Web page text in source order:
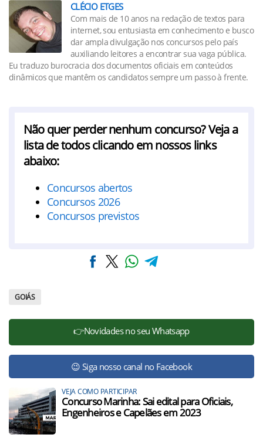
CLÉCIO ETGES
Com mais de 10 anos na redação de textos para
internet, sou entusiasta em conhecimento e busco
dar ampla divulgação nos concursos pelo país
auxiliando leitores a encontrar sua vaga pública.
Eu traduzo burocracia dos documentos oficiais em conteúdos
dinâmicos que mantêm os candidatos sempre um passo à frente.
Não quer perder nenhum concurso? Veja a
lista de todos clicando em nossos links
abaixo:
Concursos abertos
Concursos 2026
Concursos previstos
GOIÁS
👉Novidades no seu Whatsapp
😉 Siga nosso canal no Facebook
VEJA COMO PARTICIPAR
Concurso Marinha: Sai edital para Oficiais,
Engenheiros e Capelães em 2023